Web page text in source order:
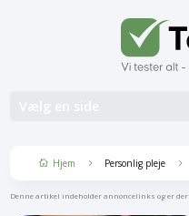
 Hjem 5 Personlig pleje 5
Denne artikel indeholder annoncelinks og er